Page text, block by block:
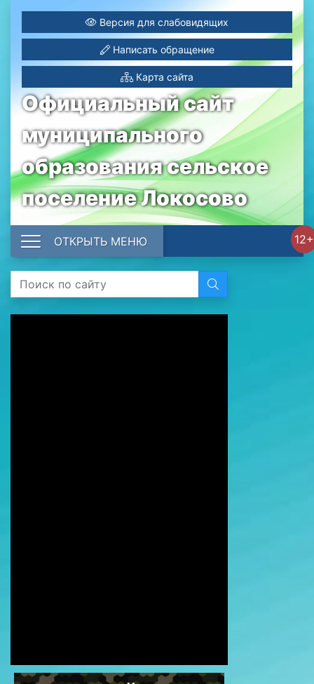
Официальный сайт
муниципального
образования сельское
поселение Локосово
Версия для слабовидящих
Написать обращение
Карта сайта
12+
ОТКРЫТЬ МЕНЮ